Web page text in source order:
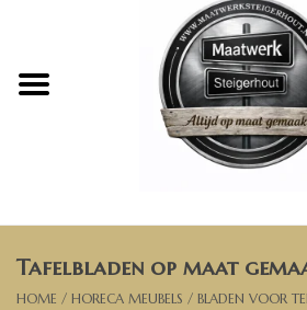
Horeca meubels
Bartafels
Tafelbladen op maat
HOME / HORECA MEUBELS / BLADEN VOOR